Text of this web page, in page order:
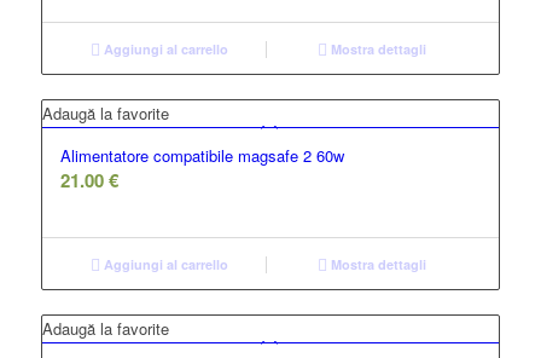
Aggiungi al carrello Mostra dettagli
Adaugă la favorite
Alimentatore compatibile magsafe 2 60w
21.00€
Aggiungi al carrello Mostra dettagli
Adaugă la favorite